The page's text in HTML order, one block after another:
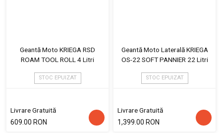
Geantă Moto KRIEGA RSD
ROAM TOOL ROLL 4 Litri
STOC EPUIZAT
Livrare Gratuită
609.00 RON
Geantă Moto Laterală KRIEGA
OS-22 SOFT PANNIER 22 Litri
STOC EPUIZAT
Livrare Gratuită
1,399.00 RON